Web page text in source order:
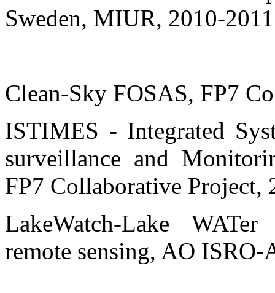
Sweden, MIUR, 2010-2011
Clean-Sky FOSAS, FP7
ISTIMES - Integrated
surveillance and
FP7 Collaborative Project,
LakeWatch-Lake
remote sensing, AO